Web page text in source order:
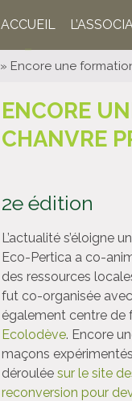
ACCUEIL
» Encore une
ENCORE
CHANVRE
2e édition
L’actualité s’éloigne
Eco-Pertica a co-
des ressources
fut co-organisée
également centre de
Ecolodève. Encore
maçons
déroulée sur le site
reconversion pour